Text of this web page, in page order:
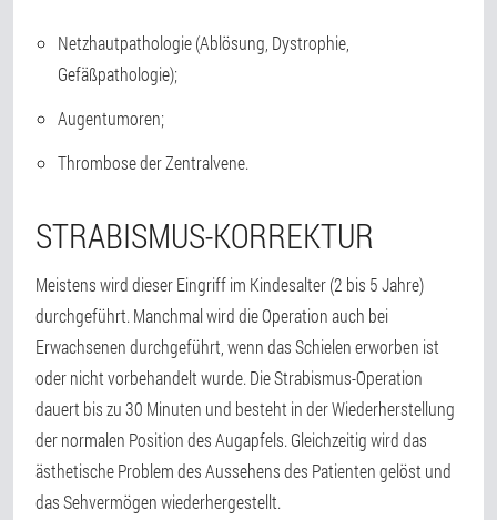
Netzhautpathologie (Ablösung, Dystrophie,
Gefäßpathologie);
Augentumoren;
Thrombose der Zentralvene.
STRABISMUS-KORREKTUR
Meistens wird dieser Eingriff im Kindesalter (2 bis 5 Jahre)
durchgeführt. Manchmal wird die Operation auch bei
Erwachsenen durchgeführt, wenn das Schielen erworben ist
oder nicht vorbehandelt wurde. Die Strabismus-Operation
dauert bis zu 30 Minuten und besteht in der Wiederherstellung
der normalen Position des Augapfels. Gleichzeitig wird das
ästhetische Problem des Aussehens des Patienten gelöst und
das Sehvermögen wiederhergestellt.